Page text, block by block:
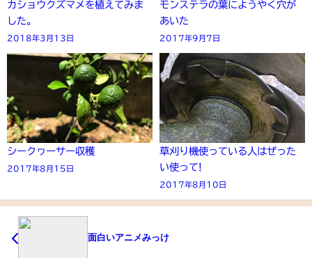
カショウクズマメを植えてみま
した。
2018年3月13日
モンステラの葉にようやく穴が
あいた
2017年9月7日
シークヮーサー収穫
2017年8月15日
草刈り機使っている人はぜった
い使って!
2017年8月10日
面白いアニメみっけ